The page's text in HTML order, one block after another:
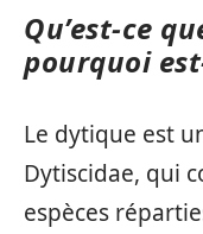
Qu’est-ce
pourquoi
Le dytique est
Dytiscidae, qui
espèces